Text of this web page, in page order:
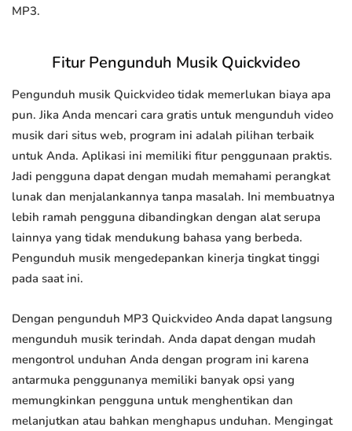
MP3.
Fitur Pengunduh Musik Quickvideo
Pengunduh musik Quickvideo tidak memerlukan biaya apa
pun. Jika Anda mencari cara gratis untuk mengunduh video
musik dari situs web, program ini adalah pilihan terbaik
untuk Anda. Aplikasi ini memiliki fitur penggunaan praktis.
Jadi pengguna dapat dengan mudah memahami perangkat
lunak dan menjalankannya tanpa masalah. Ini membuatnya
lebih ramah pengguna dibandingkan dengan alat serupa
lainnya yang tidak mendukung bahasa yang berbeda.
Pengunduh musik mengedepankan kinerja tingkat tinggi
pada saat ini.
Dengan pengunduh MP3 Quickvideo Anda dapat langsung
mengunduh musik terindah. Anda dapat dengan mudah
mengontrol unduhan Anda dengan program ini karena
antarmuka penggunanya memiliki banyak opsi yang
memungkinkan pengguna untuk menghentikan dan
melanjutkan atau bahkan menghapus unduhan. Mengingat